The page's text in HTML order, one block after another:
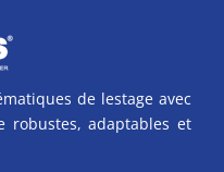
de lestage avec
robustes, adaptables et